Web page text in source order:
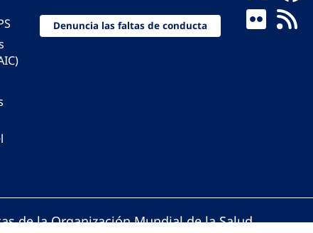
Denuncia las faltas de conducta
de la Organización Mundial de la Salud